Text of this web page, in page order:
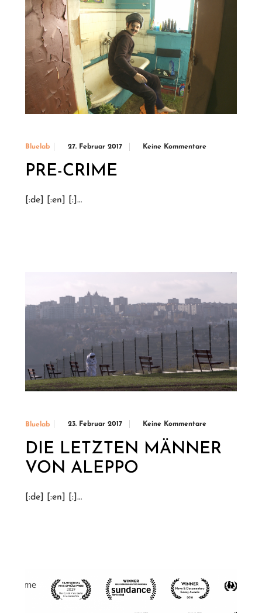
Bluelab 27. Februar 2017 Keine Kommentare
PRE-CRIME
[:de] [:en] [:]…
Bluelab 23. Februar 2017 Keine Kommentare
DIE LETZTEN MÄNNER
VON ALEPPO
[:de] [:en] [:]…